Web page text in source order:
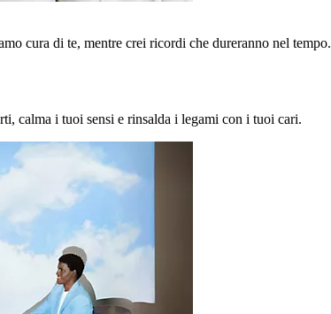
cura di te, mentre crei ricordi che dureranno nel tempo.
calma i tuoi sensi e rinsalda i legami con i tuoi cari.